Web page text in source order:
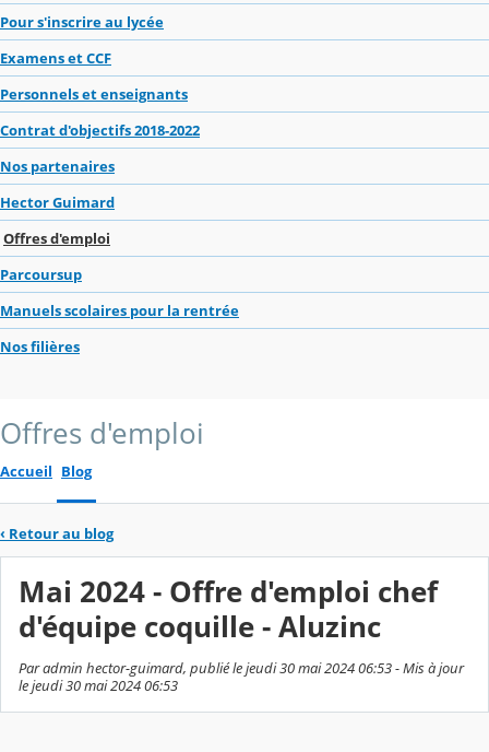
Pour s'inscrire au lycée
Examens et CCF
Personnels et enseignants
Contrat d'objectifs 2018-2022
Nos partenaires
Hector Guimard
Offres d'emploi
Parcoursup
Manuels scolaires pour la rentrée
Nos filières
Offres d'emploi
Accueil Blog
‹ Retour au blog
Mai 2024 - Offre d'emploi chef
d'équipe coquille - Aluzinc
Par admin hector-guimard, publié le jeudi 30 mai 2024 06:53 - Mis à jour
le jeudi 30 mai 2024 06:53